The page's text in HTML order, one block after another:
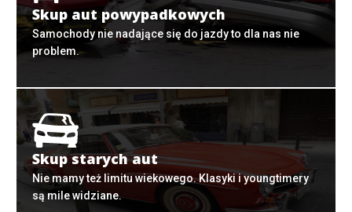
Skup aut powypadkowych
Samochody nie nadające się do jazdy to dla nas nie
problem.
Skup starych aut
Nie mamy też limitu wiekowego. Klasyki i youngtimery
są mile widziane.